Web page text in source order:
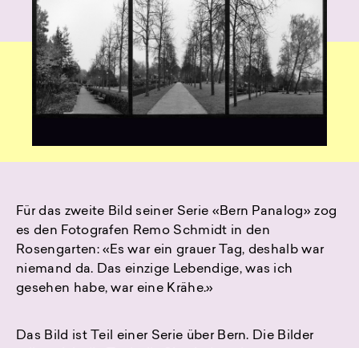
Für das zweite Bild seiner Serie «Bern Panalog» zog
es den Fotografen Remo Schmidt in den
Rosengarten: «Es war ein grauer Tag, deshalb war
niemand da. Das einzige Lebendige, was ich
gesehen habe, war eine Krähe.»
Das Bild ist Teil einer Serie über Bern. Die Bilder